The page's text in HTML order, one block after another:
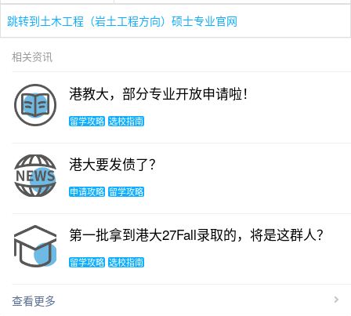
跳转到土木工程（岩土工程方向）硕士专业官网
相关资讯
港教大，部分专业开放申请啦！
留学攻略 选校指南
港大要发债了？
申请攻略 留学攻略
第一批拿到港大27Fall录取的，将是这群人？
留学攻略 选校指南
查看更多